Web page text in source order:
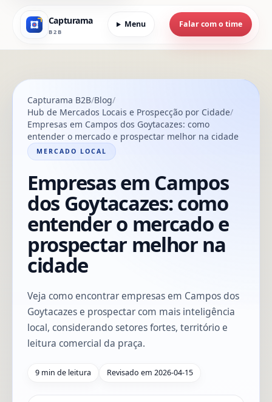
Capturama
B2B
Menu Falar com o time
Capturama B2B Blog
Hub de Mercados Locais e Prospecção por Cidade
Empresas em Campos dos Goytacazes: como
entender o mercado e prospectar melhor na cidade
MERCADO LOCAL
Empresas em Campos
dos Goytacazes: como
entender o mercado e
prospectar melhor na
cidade
Veja como encontrar empresas em Campos dos
Goytacazes e prospectar com mais inteligência
local, considerando setores fortes, território e
leitura comercial da praça.
9 min de leitura Revisado em 2026-04-15